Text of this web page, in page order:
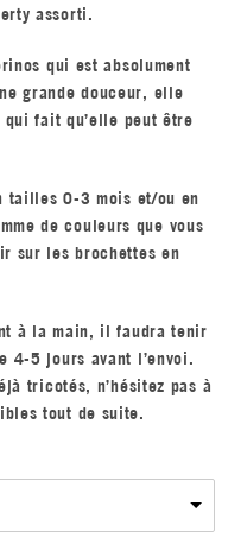
assorti.
qui est absolument
grande douceur, elle
fait qu’elle peut être
tailles 0-3 mois et/ou en
de couleurs que vous
sur les brochettes en
à la main, il faudra tenir
4-5 jours avant l’envoi.
tricotés, n’hésitez pas à
tout de suite.